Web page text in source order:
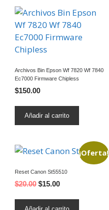
Archivos Bin Epson Wf 7820 Wf 7840
Ec7000 Firmware Chipless
$150.00
Añadir al carrito
¡Oferta!
Reset Canon St55510
$20.00 $15.00